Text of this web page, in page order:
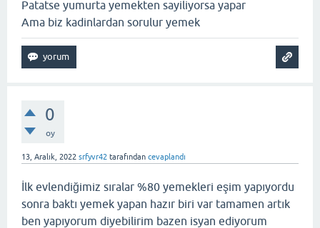
Patatse yumurta yemekten sayiliyorsa yapar
Ama biz kadinlardan sorulur yemek
0
oy
13, Aralık, 2022 srfyvr42 tarafından cevaplandı
İlk evlendiğimiz sıralar %80 yemekleri eşim yapıyordu
sonra baktı yemek yapan hazır biri var tamamen artık
ben yapıyorum diyebilirim bazen isyan ediyorum